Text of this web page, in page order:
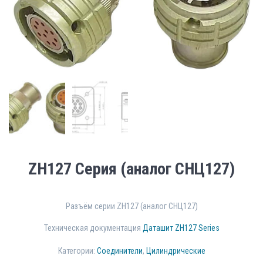
ZH127 Серия (аналог СНЦ127)
Разъём серии ZH127 (аналог СНЦ127)
Техническая документация Даташит ZH127 Series
Категории: Соединители, Цилиндрические